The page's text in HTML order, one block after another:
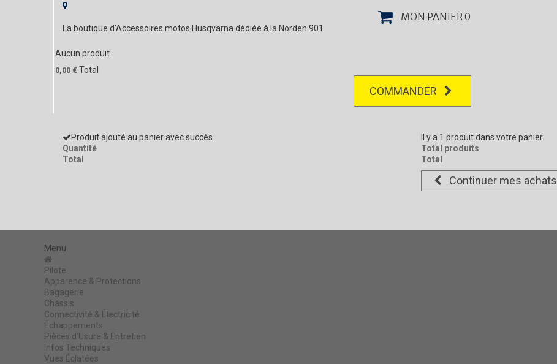
La boutique d'Accessoires motos Husqvarna dédiée à la Norden 901
MON PANIER0
Aucun produit
0,00 € Total
COMMANDER
Produit ajouté au panier avec succès
Quantité
Total
Il y a 1 produit dans votre panier.
Total produits
Total
Continuer mes achats
Menu
Pilote
Apparence & Protections
Bagagerie
Châssis
Connectivité & Électricité
Échappements
Pièces d'Usure & Entretien
Infos Techniques
Vues Éclatées